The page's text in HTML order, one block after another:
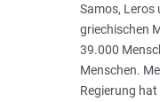
Samos, Leros
griechischen
39.000
Menschen.
Regierung